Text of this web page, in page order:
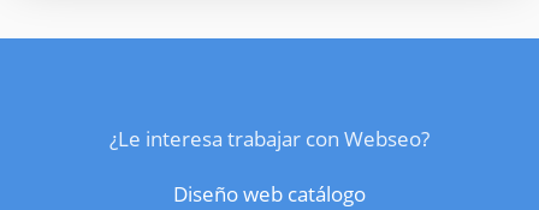
¿Le interesa trabajar con Webseo?
Diseño web catálogo